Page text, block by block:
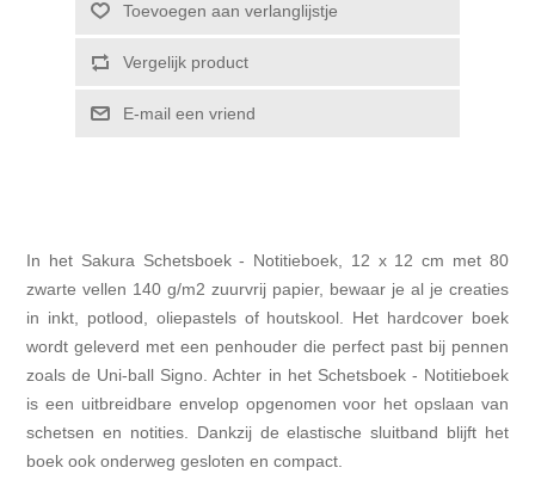
Toevoegen aan verlanglijstje
Vergelijk product
E-mail een vriend
In het Sakura Schetsboek - Notitieboek, 12 x 12 cm met 80
zwarte vellen 140 g/m2 zuurvrij papier, bewaar je al je creaties
in inkt, potlood, oliepastels of houtskool. Het hardcover boek
wordt geleverd met een penhouder die perfect past bij pennen
zoals de Uni-ball Signo. Achter in het Schetsboek - Notitieboek
is een uitbreidbare envelop opgenomen voor het opslaan van
schetsen en notities. Dankzij de elastische sluitband blijft het
boek ook onderweg gesloten en compact.